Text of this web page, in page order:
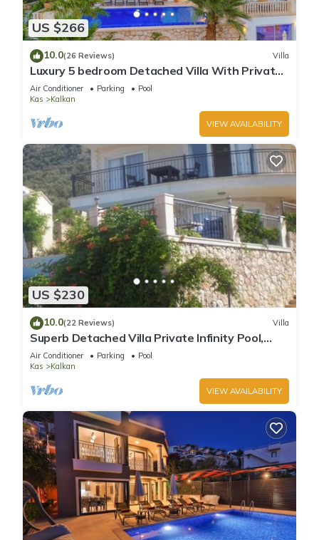
US $266
10.0(26 Reviews) Villa
Luxury 5 bedroom Detached Villa With Private
Pool in Kisla Kalkan
Air Conditioner Parking
Pool
Kas
Kalkan
VIEW AVAILABILITY
US $230
10.0(22 Reviews) Villa
Superb Detached Villa Private Infinity Pool,
Panoramic Sea Views, Wifi, Air Con.
Air Conditioner Parking
Pool
Kas
Kalkan
VIEW AVAILABILITY